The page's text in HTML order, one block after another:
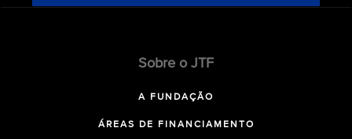
Sobre o JTF
A FUNDAÇÃO
ÁREAS DE FINANCIAMENTO